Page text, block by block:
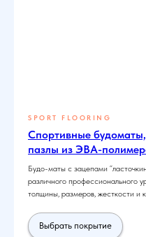
SPORT FLOORING
Спортивные
пазлы из ЭВА-
Будо-маты с зацепами
различного профессионального
толщины, размеров, жесткости и
Выбрать покрытие